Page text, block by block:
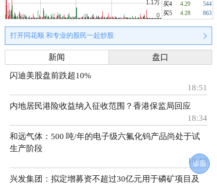
买4
4.29
544
买5
4.28 863
打开同花顺 和专业的股民一起炒股
诊股
新闻
盘口
闪迪美股盘前跌超10%
18:51
内地居民港险收益纳入征收范围？香港保监局回应
18:34
和远气体：500 吨/年的电子级六氟化钨产品尚处于试
生产阶段
18:18
兴发集团：拟定增募资不超过30亿元用于磷矿项目及